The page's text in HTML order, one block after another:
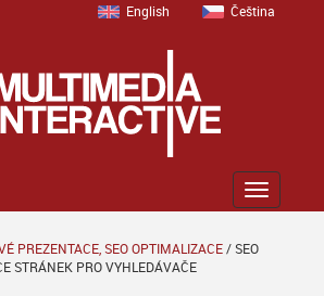
English Čeština
Zobrazit
menu
PREZENTACE, SEO OPTIMALIZACE/ SEO
STRÁNEK PRO VYHLEDÁVAČE